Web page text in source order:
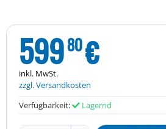
59980€
inkl. MwSt.
zzgl. Versandkosten
Verfügbarkeit:
Lagernd